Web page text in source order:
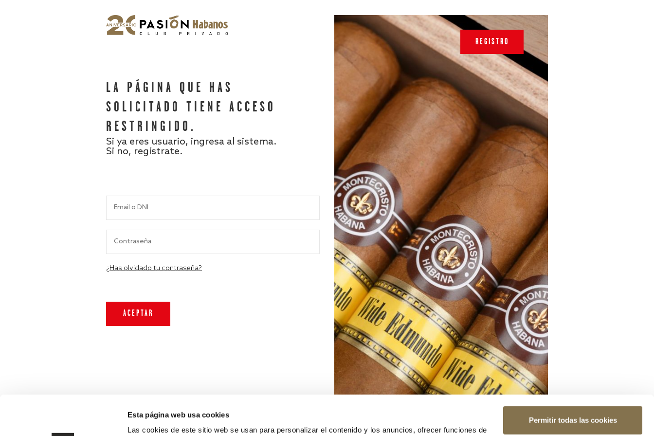
Esta página web usa cookies
Las cookies de este sitio web se usan para personalizar el contenido y los anuncios, ofrecer funciones de
Permitir todas las cookies
LA PÁGINA QUE HAS
SOLICITADO TIENE ACCESO
RESTRINGIDO.
Si ya eres usuario, ingresa al sistema.
Si no, regístrate.
¿Has olvidado tu contraseña?
REGISTRO